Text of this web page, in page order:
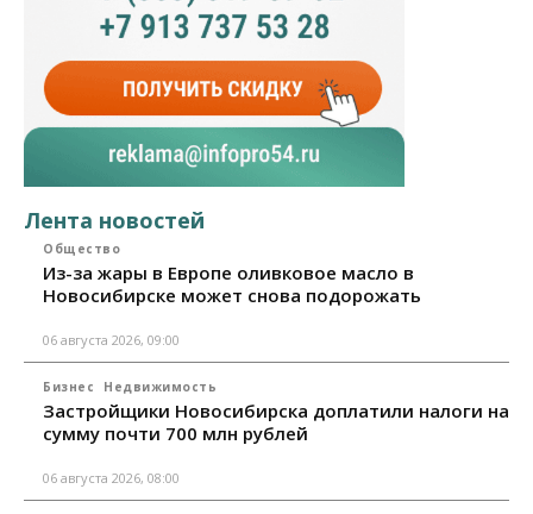
Лента новостей
Общество
Из-за жары в Европе оливковое масло в
Новосибирске может снова подорожать
06 августа 2026, 09:00
Бизнес Недвижимость
Застройщики Новосибирска доплатили налоги на
сумму почти 700 млн рублей
06 августа 2026, 08:00